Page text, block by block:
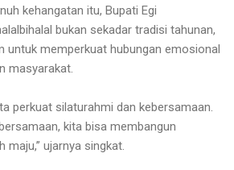
kehangatan itu, Bupati Egi
bukan sekadar tradisi tahunan,
untuk memperkuat hubungan emosional
masyarakat.
perkuat silaturahmi dan kebersamaan.
kita bisa membangun
maju,” ujarnya singkat.